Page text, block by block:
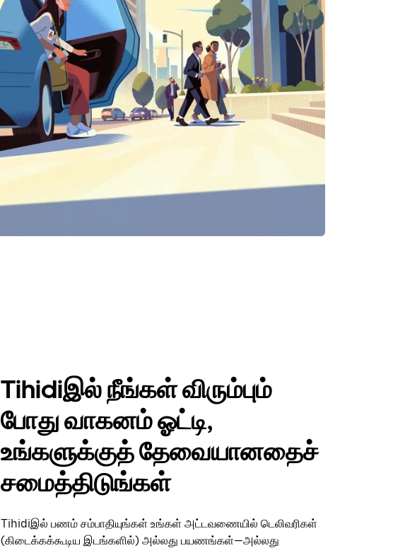
Tihidiஇல் நீங்கள் விரும்பும்
போது வாகனம் ஓட்டி,
உங்களுக்குத் தேவையானதைச்
சமைத்திடுங்கள்
Tihidiஇல் பணம் சம்பாதியுங்கள் உங்கள் அட்டவணையில் டெலிவரிகள்
(கிடைக்கக்கூடிய இடங்களில்) அல்லது பயணங்கள்—அல்லது